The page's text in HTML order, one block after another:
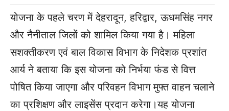
योजना के पहले चरण में देहरादून, हरिद्वार, ऊधमसिंह नगर
और नैनीताल जिलों को शामिल किया गया है। महिला
सशक्तीकरण एवं बाल विकास विभाग के निदेशक प्रशांत
आर्य ने बताया कि इस योजना को निर्भया फंड से वित्त
पोषित किया जाएगा और परिवहन विभाग मुफ्त वाहन चलाने
का प्रशिक्षण और लाइसेंस प्रदान करेगा।यह योजना